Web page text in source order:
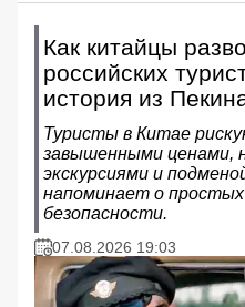
Как китайцы
российских
история из
Туристы в Китае
завышенными ценами,
экскурсиями и
напоминает о простых
безопасности.
07.08.2026 19:03